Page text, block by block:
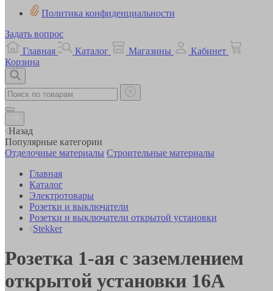
Политика конфиденциальности
Задать вопрос
Главная
Каталог Магазины
Кабинет
Корзина
Назад
Популярные категории
Отделочные материалы Строительные материалы
Главная
Каталог
Электротовары
Розетки и выключатели
Розетки и выключатели открытой установки
Stekker
Розетка 1-ая с заземлением
открытой установки 16А